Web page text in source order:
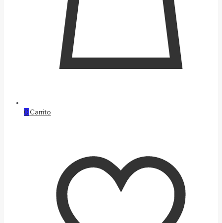
0 Carrito